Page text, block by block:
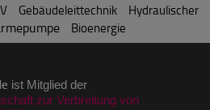
Gebäudeleittechnik
Hydraulischer
Bioenergie
ist Mitglied der
zur Verbreitung von